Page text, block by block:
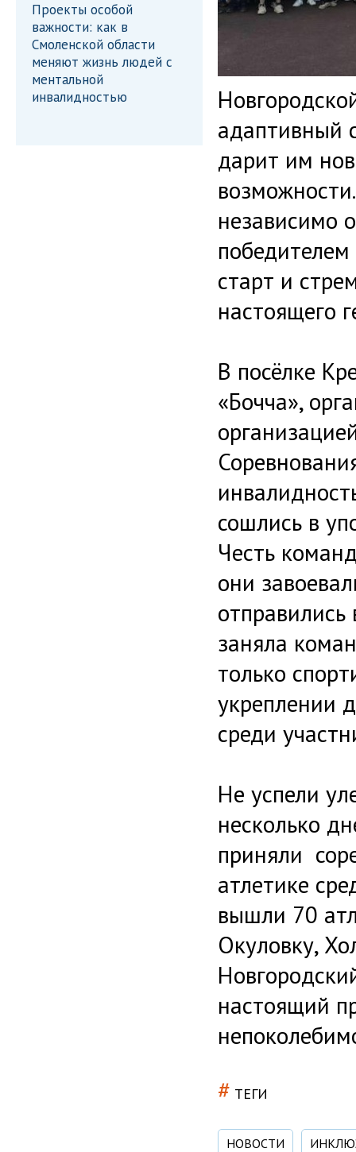
Проекты особой
важности: как в
Смоленской области
меняют жизнь людей с
ментальной
инвалидностью
адаптивный
дарит им
независимо
старт и
настоящего
В посёлке
«Бочча»,
сошлись в
Честь
они
заняла
только
укреплении
среди
Не успели
несколько
приняли
атлетике
вышли 70
Окуловку,
настоящий
# ТЕГИ
НОВОСТИ